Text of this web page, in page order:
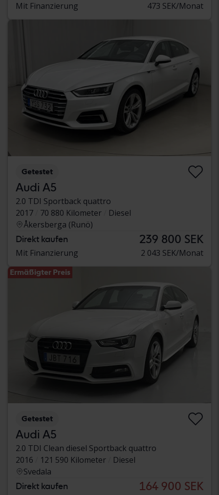
Mit Finanzierung 473 SEK/Monat
Getestet
Audi A5
2.0 TDI Sportback quattro
2017
70 880 Kilometer
Diesel
Åkersberga (Runö)
Direkt kaufen 239 800 SEK
Mit Finanzierung 2 043 SEK/Monat
Ermäßigter Preis
Getestet
Audi A5
2.0 TDI Clean diesel Sportback quattro
2016
121 590 Kilometer
Diesel
Svedala
Direkt kaufen 164 900 SEK